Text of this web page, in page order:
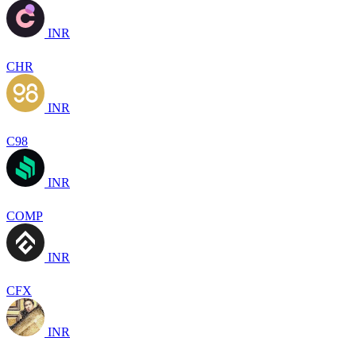
INR
CHR
INR
C98
INR
COMP
INR
CFX
INR